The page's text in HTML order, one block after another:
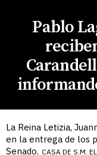
Pablo
La Reina Letizia,
en la entrega de los
Senado. CASA DE S.M.